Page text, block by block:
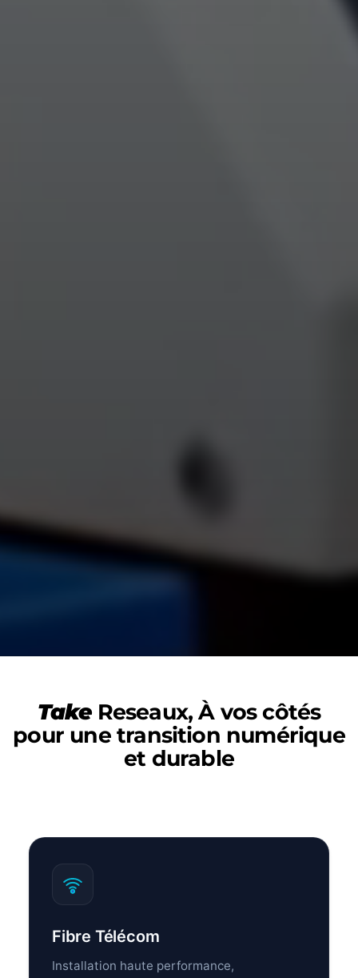
TakeReseaux, À vos côtés
pour une transition numérique
et durable
Fibre Télécom
Installation haute performance,